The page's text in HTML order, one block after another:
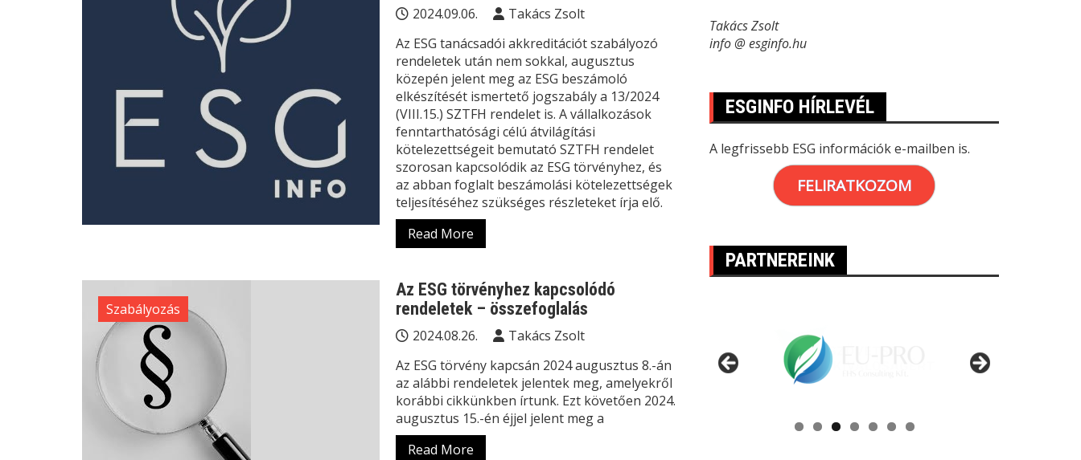
2024.09.06.
Takács Zsolt
Az ESG tanácsadói akkreditációt szabályozó
rendeletek után nem sokkal, augusztus
közepén jelent meg az ESG beszámoló
elkészítését ismertető jogszabály a 13/2024
(VIII.15.) SZTFH rendelet is. A vállalkozások
fenntarthatósági célú átvilágítási
kötelezettségeit bemutató SZTFH rendelet
szorosan kapcsolódik az ESG törvényhez, és
az abban foglalt beszámolási kötelezettségek
teljesítéséhez szükséges részleteket írja elő.
Read More
Szabályozás
Az ESG törvényhez kapcsolódó
rendeletek – összefoglalás
2024.08.26.
Takács Zsolt
Az ESG törvény kapcsán 2024 augusztus 8.-án
az alábbi rendeletek jelentek meg, amelyekről
korábbi cikkünkben írtunk. Ezt követően 2024.
augusztus 15.-én éjjel jelent meg a
Read More
Takács Zsolt
info @ esginfo.hu
ESGINFO HÍRLEVÉL
A legfrissebb ESG információk e-mailben is.
FELIRATKOZOM
PARTNEREINK